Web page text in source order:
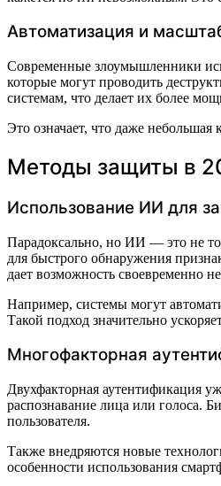
Автоматизация и
Современные злоумышленники
которые могут проводить
системам, что делает их более
Это означает, что даже
Методы защиты в
Использование ИИ для
Парадоксально, но ИИ — это не
для быстрого обнаружения
дает возможность своевременно
Например, системы могут
Такой подход значительно
Многофакторная
Двухфакторная аутентификация
распознавание лица или голоса.
пользователя.
Также внедряются новые
особенности использования